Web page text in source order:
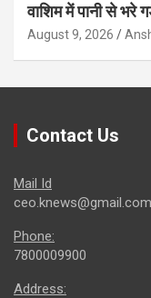
वाशिम में पानी से भरे
August 9, 2026
Contact Us
Mail Id
ceo.knews@gmail.com
Phone:
7800009900
Address: